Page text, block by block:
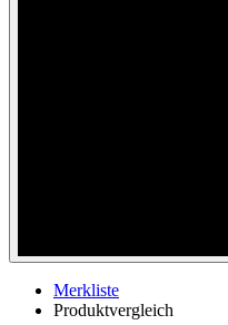
Merkliste
Produktvergleich